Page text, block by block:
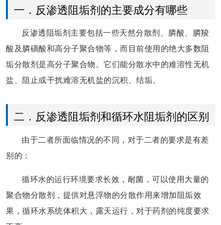
一．反渗透阻垢剂的主要成分有哪些
反渗透阻垢剂主要包括一些天然分散剂、膦酸、膦羧
酸及膦磺酸和高分子聚合物等，而目前使用的绝大多数阻
垢分散剂是高分子聚合物。它们能分散水中的难溶性无机
盐、阻止或干扰难溶无机盐的沉积、结垢。
二．反渗透阻垢剂和循环水阻垢剂的区别
由于二者所面临情况的不同，对于二者的要求是有差
别的：
循环水的运行环境要求长效，耐菌，可以使用大量的
聚合物分散剂，提供对悬浮物的分散作用来增加阻垢效
果，循环水系统体积大，露天运行，对于药剂的纯度要求